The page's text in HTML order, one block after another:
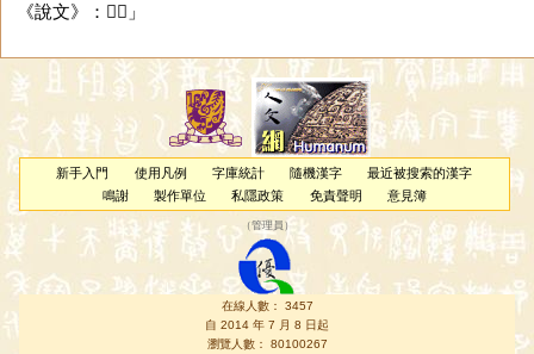
《說文》：「 𧓉 」
新手入門 使用凡例 字庫統計 隨機漢字
最近被搜索的漢字
鳴謝
製作單位 私隱政策 免責聲明 意見簿
（管理員 ）
在線人數： 3457
自 2014 年 7 月 8 日起
瀏覽人數： 80100267